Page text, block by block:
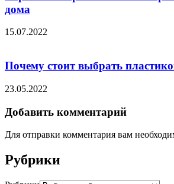
дома
15.07.2022
Почему стоит выбрать
23.05.2022
Добавить комментарий
Для отправки комментария вам
Рубрики